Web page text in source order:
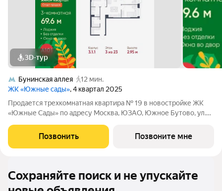
3D-тур
Бунинская аллея
12 мин.
ЖК «Южные сады», 4 квартал 2025
Продается трехкомнатная квартира № 19 в новостройке ЖК
«Южные Сады» по адресу Москва, ЮЗАО, Южное Бутово, ул.
кв. м., этаж 3 из 23, секция 1. Тип проекта, по которому
построен дом
Позвонить Позвоните мне
Сохраняйте поиск и не упускайте